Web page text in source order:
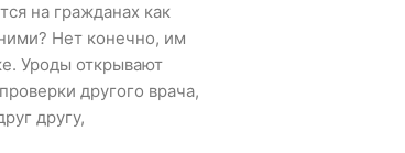
на гражданах как
Нет конечно, им
Уроды открывают
другого врача,
другу,